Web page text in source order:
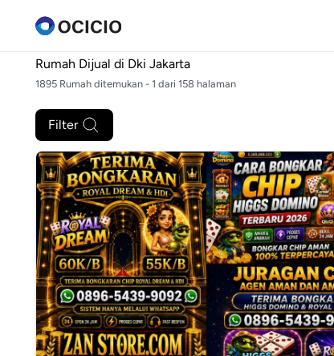
Rumah Dijual di Dki Jakarta
1895 Rumah ditemukan - 1 dari 158 halaman
Filter